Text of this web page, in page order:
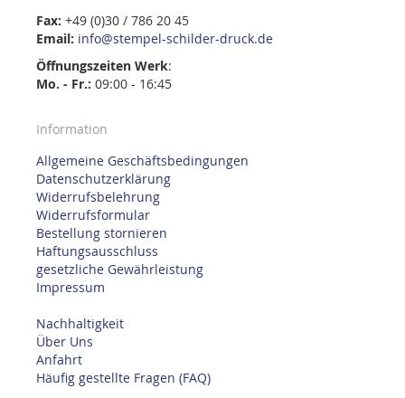
Fax: +49 (0)30 / 786 20 45
Email: info@stempel-schilder-druck.de
Öffnungszeiten Werk:
Mo. - Fr.: 09:00 - 16:45
Information
Allgemeine Geschäftsbedingungen
Datenschutzerklärung
Widerrufsbelehrung
Widerrufsformular
Bestellung stornieren
Haftungsausschluss
gesetzliche Gewährleistung
Impressum
Nachhaltigkeit
Über Uns
Anfahrt
Häufig gestellte Fragen (FAQ)